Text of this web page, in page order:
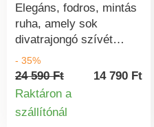
mintával
Elegáns, fodros, mintás
ruha, amely sok
divatrajongó szívét
meghódította. Friss,
könnyű kreponból
készült. Nőies
nyakkivágás. Rövid
- 35%
24 590 Ft
14 790 Ft
Raktáron a
szállítónál